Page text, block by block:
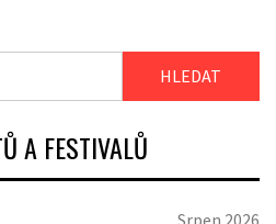
A FESTIVALŮ
Srpen 2026